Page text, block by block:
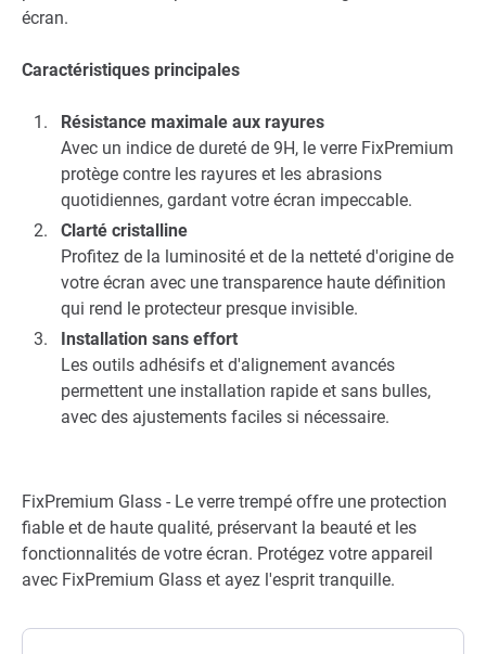
écran.
Caractéristiques principales
Résistance maximale aux rayures
Avec un indice de dureté de 9H, le verre FixPremium
protège contre les rayures et les abrasions
quotidiennes, gardant votre écran impeccable.
Clarté cristalline
Profitez de la luminosité et de la netteté d'origine de
votre écran avec une transparence haute définition
qui rend le protecteur presque invisible.
Installation sans effort
Les outils adhésifs et d'alignement avancés
permettent une installation rapide et sans bulles,
avec des ajustements faciles si nécessaire.
FixPremium Glass - Le verre trempé offre une protection
fiable et de haute qualité, préservant la beauté et les
fonctionnalités de votre écran. Protégez votre appareil
avec FixPremium Glass et ayez l'esprit tranquille.